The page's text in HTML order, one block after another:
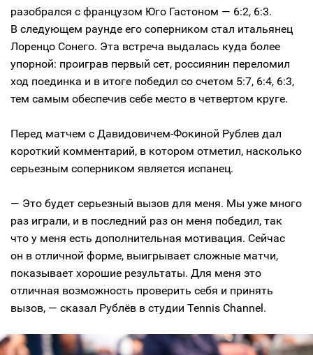
разобрался с французом Юго Гастоном — 6:2, 6:3.
В следующем раунде его соперником стал итальянец
Лоренцо Сонего. Эта встреча выдалась куда более
упорной: проиграв первый сет, россиянин переломил
ход поединка и в итоге победил со счетом 5:7, 6:4, 6:3,
тем самым обеспечив себе место в четвертом круге.
Перед матчем с Давидовичем-Фокиной Рублев дал
короткий комментарий, в котором отметил, насколько
серьезным соперником является испанец.
— Это будет серьезный вызов для меня. Мы уже много
раз играли, и в последний раз он меня победил, так
что у меня есть дополнительная мотивация. Сейчас
он в отличной форме, выигрывает сложные матчи,
показывает хорошие результаты. Для меня это
отличная возможность проверить себя и принять
вызов, — сказал Рублёв в студии Tennis Channel.